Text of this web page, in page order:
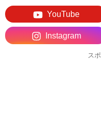
YouTube
Instagram
ス